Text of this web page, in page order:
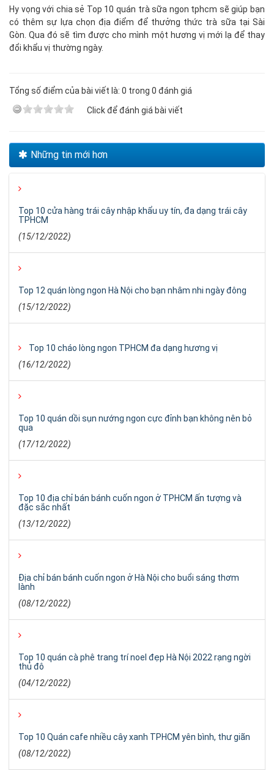
Hy vọng với chia sẻ Top 10 quán trà sữa ngon tphcm sẽ giúp bạn
có thêm sự lựa chọn địa điểm để thưởng thức trà sữa tại Sài
Gòn. Qua đó sẽ tìm được cho mình một hương vị mới lạ để thay
đổi khẩu vị thường ngày.
Tổng số điểm của bài viết là: 0 trong 0 đánh giá
Click để đánh giá bài viết
Những tin mới hơn
Top 10 cửa hàng trái cây nhập khẩu uy tín, đa dạng trái cây
TPHCM
(15/12/2022)
Top 12 quán lòng ngon Hà Nội cho bạn nhâm nhi ngày đông
(15/12/2022)
Top 10 cháo lòng ngon TPHCM đa dạng hương vị
(16/12/2022)
Top 10 quán dồi sụn nướng ngon cực đỉnh bạn không nên bỏ
qua
(17/12/2022)
Top 10 địa chỉ bán bánh cuốn ngon ở TPHCM ấn tượng và
đặc sắc nhất
(13/12/2022)
Địa chỉ bán bánh cuốn ngon ở Hà Nội cho buổi sáng thơm
lành
(08/12/2022)
Top 10 quán cà phê trang trí noel đẹp Hà Nội 2022 rạng ngời
thủ đô
(04/12/2022)
Top 10 Quán cafe nhiều cây xanh TPHCM yên bình, thư giãn
(08/12/2022)